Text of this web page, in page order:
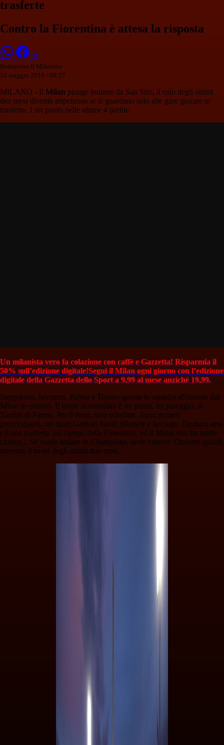
trasferte
Contro la Fiorentina è attesa la risposta
Redazione Il Milanista
10 maggio 2019 - 08:57
MILANO - Il Milan piange lontano da San Siro, il calo degli ultimi
due mesi diventa impetuoso se si guardano solo alle gare giocate in
trasferta: 1 un punto nelle ultime 4 partite.
Un milanista vero fa colazione con caffè e Gazzetta! Risparmia il
50% sull’edizione digitale!Segui il Milan ogni giorno con l’edizione
digitale della Gazzetta dello Sport a 9,99 al mese anziché 19,99.
Sampdoria, Juventus, Parma e Torino: queste le squadra affrontate dal
Milan in esterno. Il totale accumulato è un punto, un pareggio, al
Tardini di Parma. Per il resto, solo sconfitte. Sono numeri
preoccupanti, sui quali Gattuso dovrà riflettere e lavorare. Domani sera
c'è una trasferta, sul campo della Fiorentina, ed il Milan non ha molte
chance... Se vuole andare in Champions, deve vincere. Occorre quindi
invertire il trend degli ultimi due mesi.